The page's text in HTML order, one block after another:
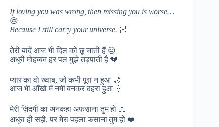
If loving you was wrong, then missing you is worse…
😢
Because I still carry your universe. 🌌
तेरी यादें आज भी दिल को छू जाती हैं 😔
अधूरी मोहब्बत हर पल मुझे तड़पाती है 💔
प्यार का वो ख्वाब, जो कभी पूरा न हुआ 🌙
आज भी आँखों में नमी बनकर ठहरा हुआ 💧
मेरी ज़िंदगी का अनकहा अफसाना तुम हो 📖
अधूरा ही सही, पर मेरा पहला फसाना तुम हो ❤️